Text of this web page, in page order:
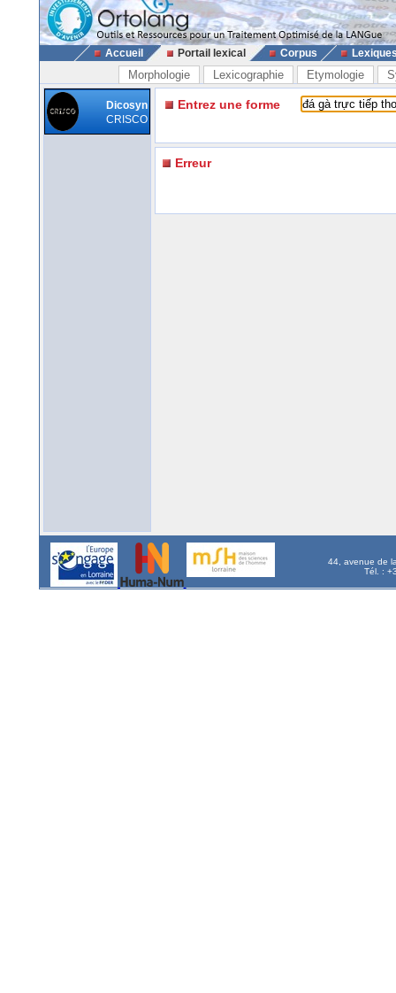
Accueil Portail lexical Corpus
Morphologie Lexicographie Etymologie
Dicosyn
CRISCO
Entrez une forme
Erreur
44, avenue de
Tél. :